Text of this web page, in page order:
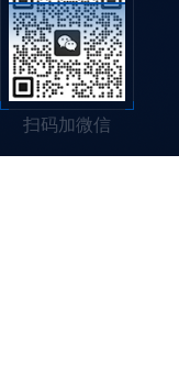
扫码加微信